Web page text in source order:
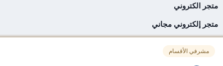
متجر الكتروني
متجر إلكتروني مجاني
مشرفي الأقسام